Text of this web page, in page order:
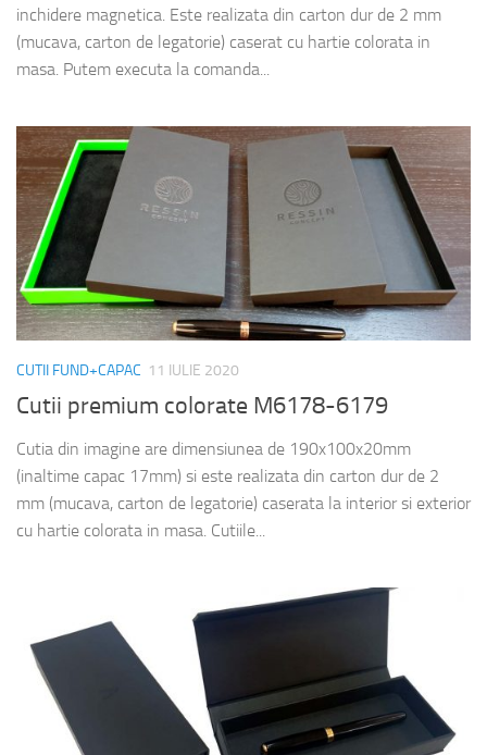
inchidere magnetica. Este realizata din carton dur de 2 mm
(mucava, carton de legatorie) caserat cu hartie colorata in
masa. Putem executa la comanda...
CUTII FUND+CAPAC 11 IULIE 2020
Cutii premium colorate M6178-6179
Cutia din imagine are dimensiunea de 190x100x20mm
(inaltime capac 17mm) si este realizata din carton dur de 2
mm (mucava, carton de legatorie) caserata la interior si exterior
cu hartie colorata in masa. Cutiile...